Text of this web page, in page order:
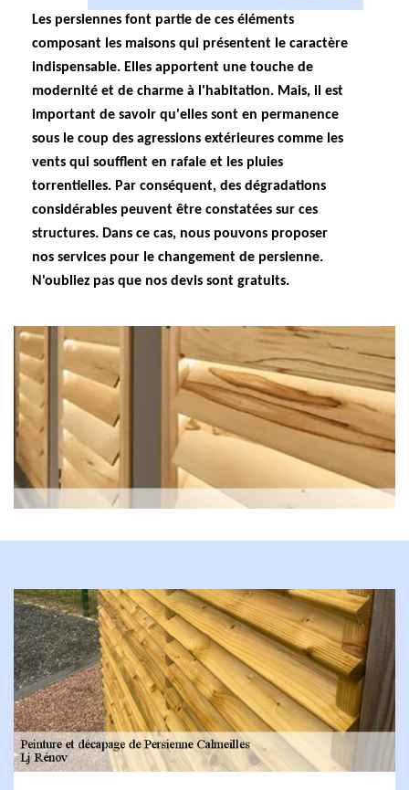
Les persiennes font partie de ces éléments
composant les maisons qui présentent le caractère
indispensable. Elles apportent une touche de
modernité et de charme à l'habitation. Mais, il est
important de savoir qu'elles sont en permanence
sous le coup des agressions extérieures comme les
vents qui soufflent en rafale et les pluies
torrentielles. Par conséquent, des dégradations
considérables peuvent être constatées sur ces
structures. Dans ce cas, nous pouvons proposer
nos services pour le changement de persienne.
N'oubliez pas que nos devis sont gratuits.